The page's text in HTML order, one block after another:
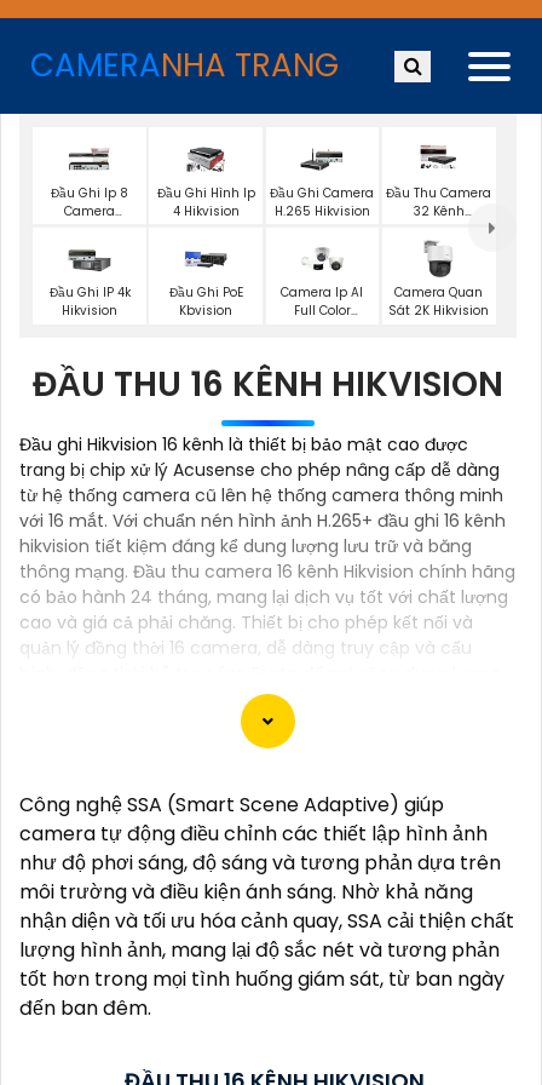
CAMERANHA TRANG
Đầu Ghi Ip 8
Camera
Đầu Ghi Hình Ip
4 Hikvision
Đầu Ghi Camera
H.265 Hikvision
Đầu Thu Camera
32 Kênh
Đầu Ghi IP 4k
Hikvision
Đầu Ghi PoE
Kbvision
Camera Ip AI
Full Color
Camera Quan
Sát 2K Hikvision
ĐẦU THU 16 KÊNH HIKVISION
Đầu ghi Hikvision 16 kênh là thiết bị bảo mật cao được
trang bị chip xử lý Acusense cho phép nâng cấp dễ dàng
từ hệ thống camera cũ lên hệ thống camera thông minh
với 16 mắt. Với chuẩn nén hình ảnh H.265+ đầu ghi 16 kênh
hikvision tiết kiệm đáng kể dung lượng lưu trữ và băng
thông mạng. Đầu thu camera 16 kênh Hikvision chính hãng
có bảo hành 24 tháng, mang lại dịch vụ tốt với chất lượng
cao và giá cả phải chăng. Thiết bị cho phép kết nối và
quản lý đồng thời 16 camera, dễ dàng truy cập và cấu
Dĩ nhiên, dưới đây là một mẫu văn bản giới thiệu
dành cho dự án lắp đặt camera Hikvision giá rẻ và
chuyên nghiệp:
Chào quý khách hàng,
Chúng tôi xin trân trọng giới thiệu đến quý vị dịch vụ
lắp đặt camera Hikvision giá rẻ và chuyên nghiệp
Công nghệ SSA (Smart Scene Adaptive) giúp
camera tự động điều chỉnh các thiết lập hình ảnh
như độ phơi sáng, độ sáng và tương phản dựa trên
môi trường và điều kiện ánh sáng. Nhờ khả năng
nhận diện và tối ưu hóa cảnh quay, SSA cải thiện chất
lượng hình ảnh, mang lại độ sắc nét và tương phản
tốt hơn trong mọi tình huống giám sát, từ ban ngày
đến ban đêm.